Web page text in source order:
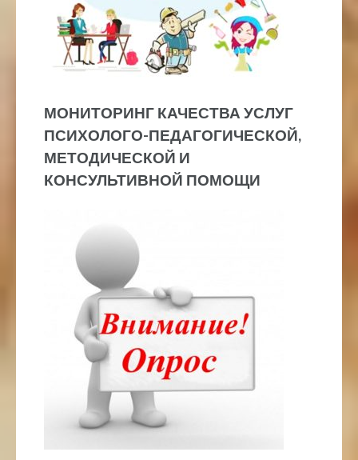
МОНИТОРИНГ КАЧЕСТВА УСЛУГ
ПСИХОЛОГО-ПЕДАГОГИЧЕСКОЙ,
МЕТОДИЧЕСКОЙ И
КОНСУЛЬТИВНОЙ ПОМОЩИ